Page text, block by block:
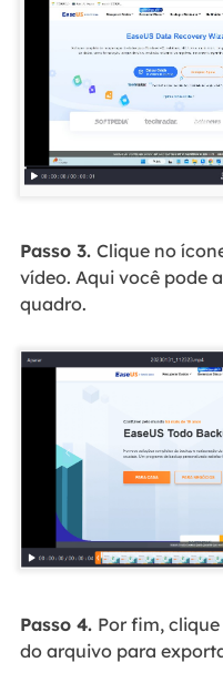
Passo 3. Clique no
vídeo. Aqui você pode
quadro.
Passo 4. Por fim,
do arquivo para